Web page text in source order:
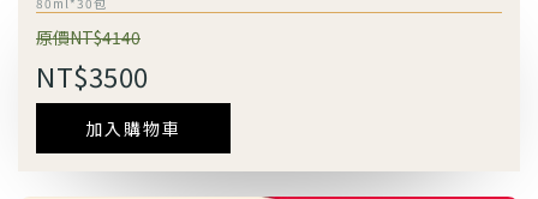
原價NT$4140
NT$3500
加入購物車